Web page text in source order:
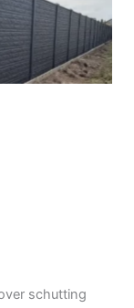
antraciet
schutting